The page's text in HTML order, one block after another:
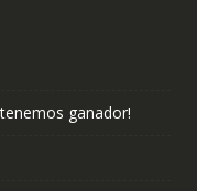
ganador!